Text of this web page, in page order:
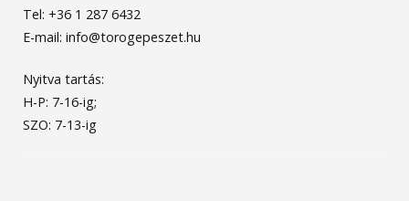
Tel: +36 1 287 6432
E-mail: info@torogepeszet.hu
Nyitva tartás:
H-P: 7-16-ig;
SZO: 7-13-ig